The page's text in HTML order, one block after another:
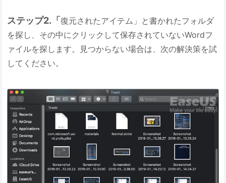
ステップ2.「復元されたアイテム」と書かれたフォルダ
を探し、その中にクリックして保存されていないWordフ
ァイルを探します。見つからない場合は、次の解決策を試
してください。